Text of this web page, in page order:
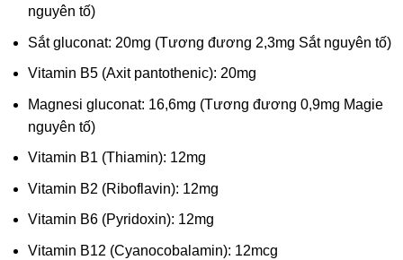
nguyên tố)
Sắt gluconat: 20mg (Tương đương 2,3mg Sắt nguyên tố)
Vitamin B5 (Axit pantothenic): 20mg
Magnesi gluconat: 16,6mg (Tương đương 0,9mg Magie
nguyên tố)
Vitamin B1 (Thiamin): 12mg
Vitamin B2 (Riboflavin): 12mg
Vitamin B6 (Pyridoxin): 12mg
Vitamin B12 (Cyanocobalamin): 12mcg